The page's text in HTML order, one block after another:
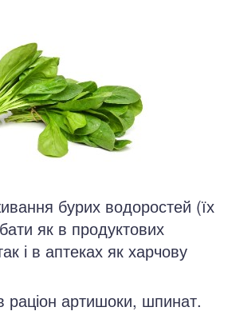
бурих водоростей (їх
як в продуктових
і в аптеках як харчову
раціон артишоки, шпинат.